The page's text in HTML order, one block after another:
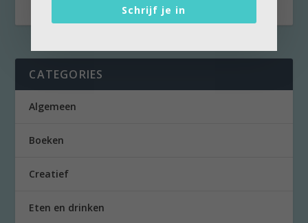
CATEGORIES
Algemeen
Boeken
Creatief
Eten en drinken
Schrijf je in